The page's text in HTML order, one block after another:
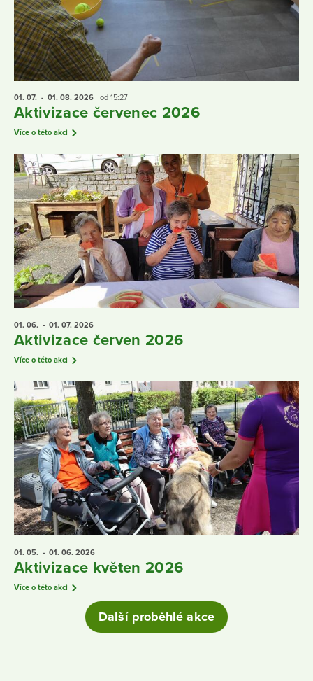
01. 07. - 01. 08. 2026 od 15:27
Aktivizace červenec 2026
Více o této akci
01. 06. - 01. 07. 2026
Aktivizace červen 2026
Více o této akci
01. 05. - 01. 06. 2026
Aktivizace květen 2026
Více o této akci
Další proběhlé akce